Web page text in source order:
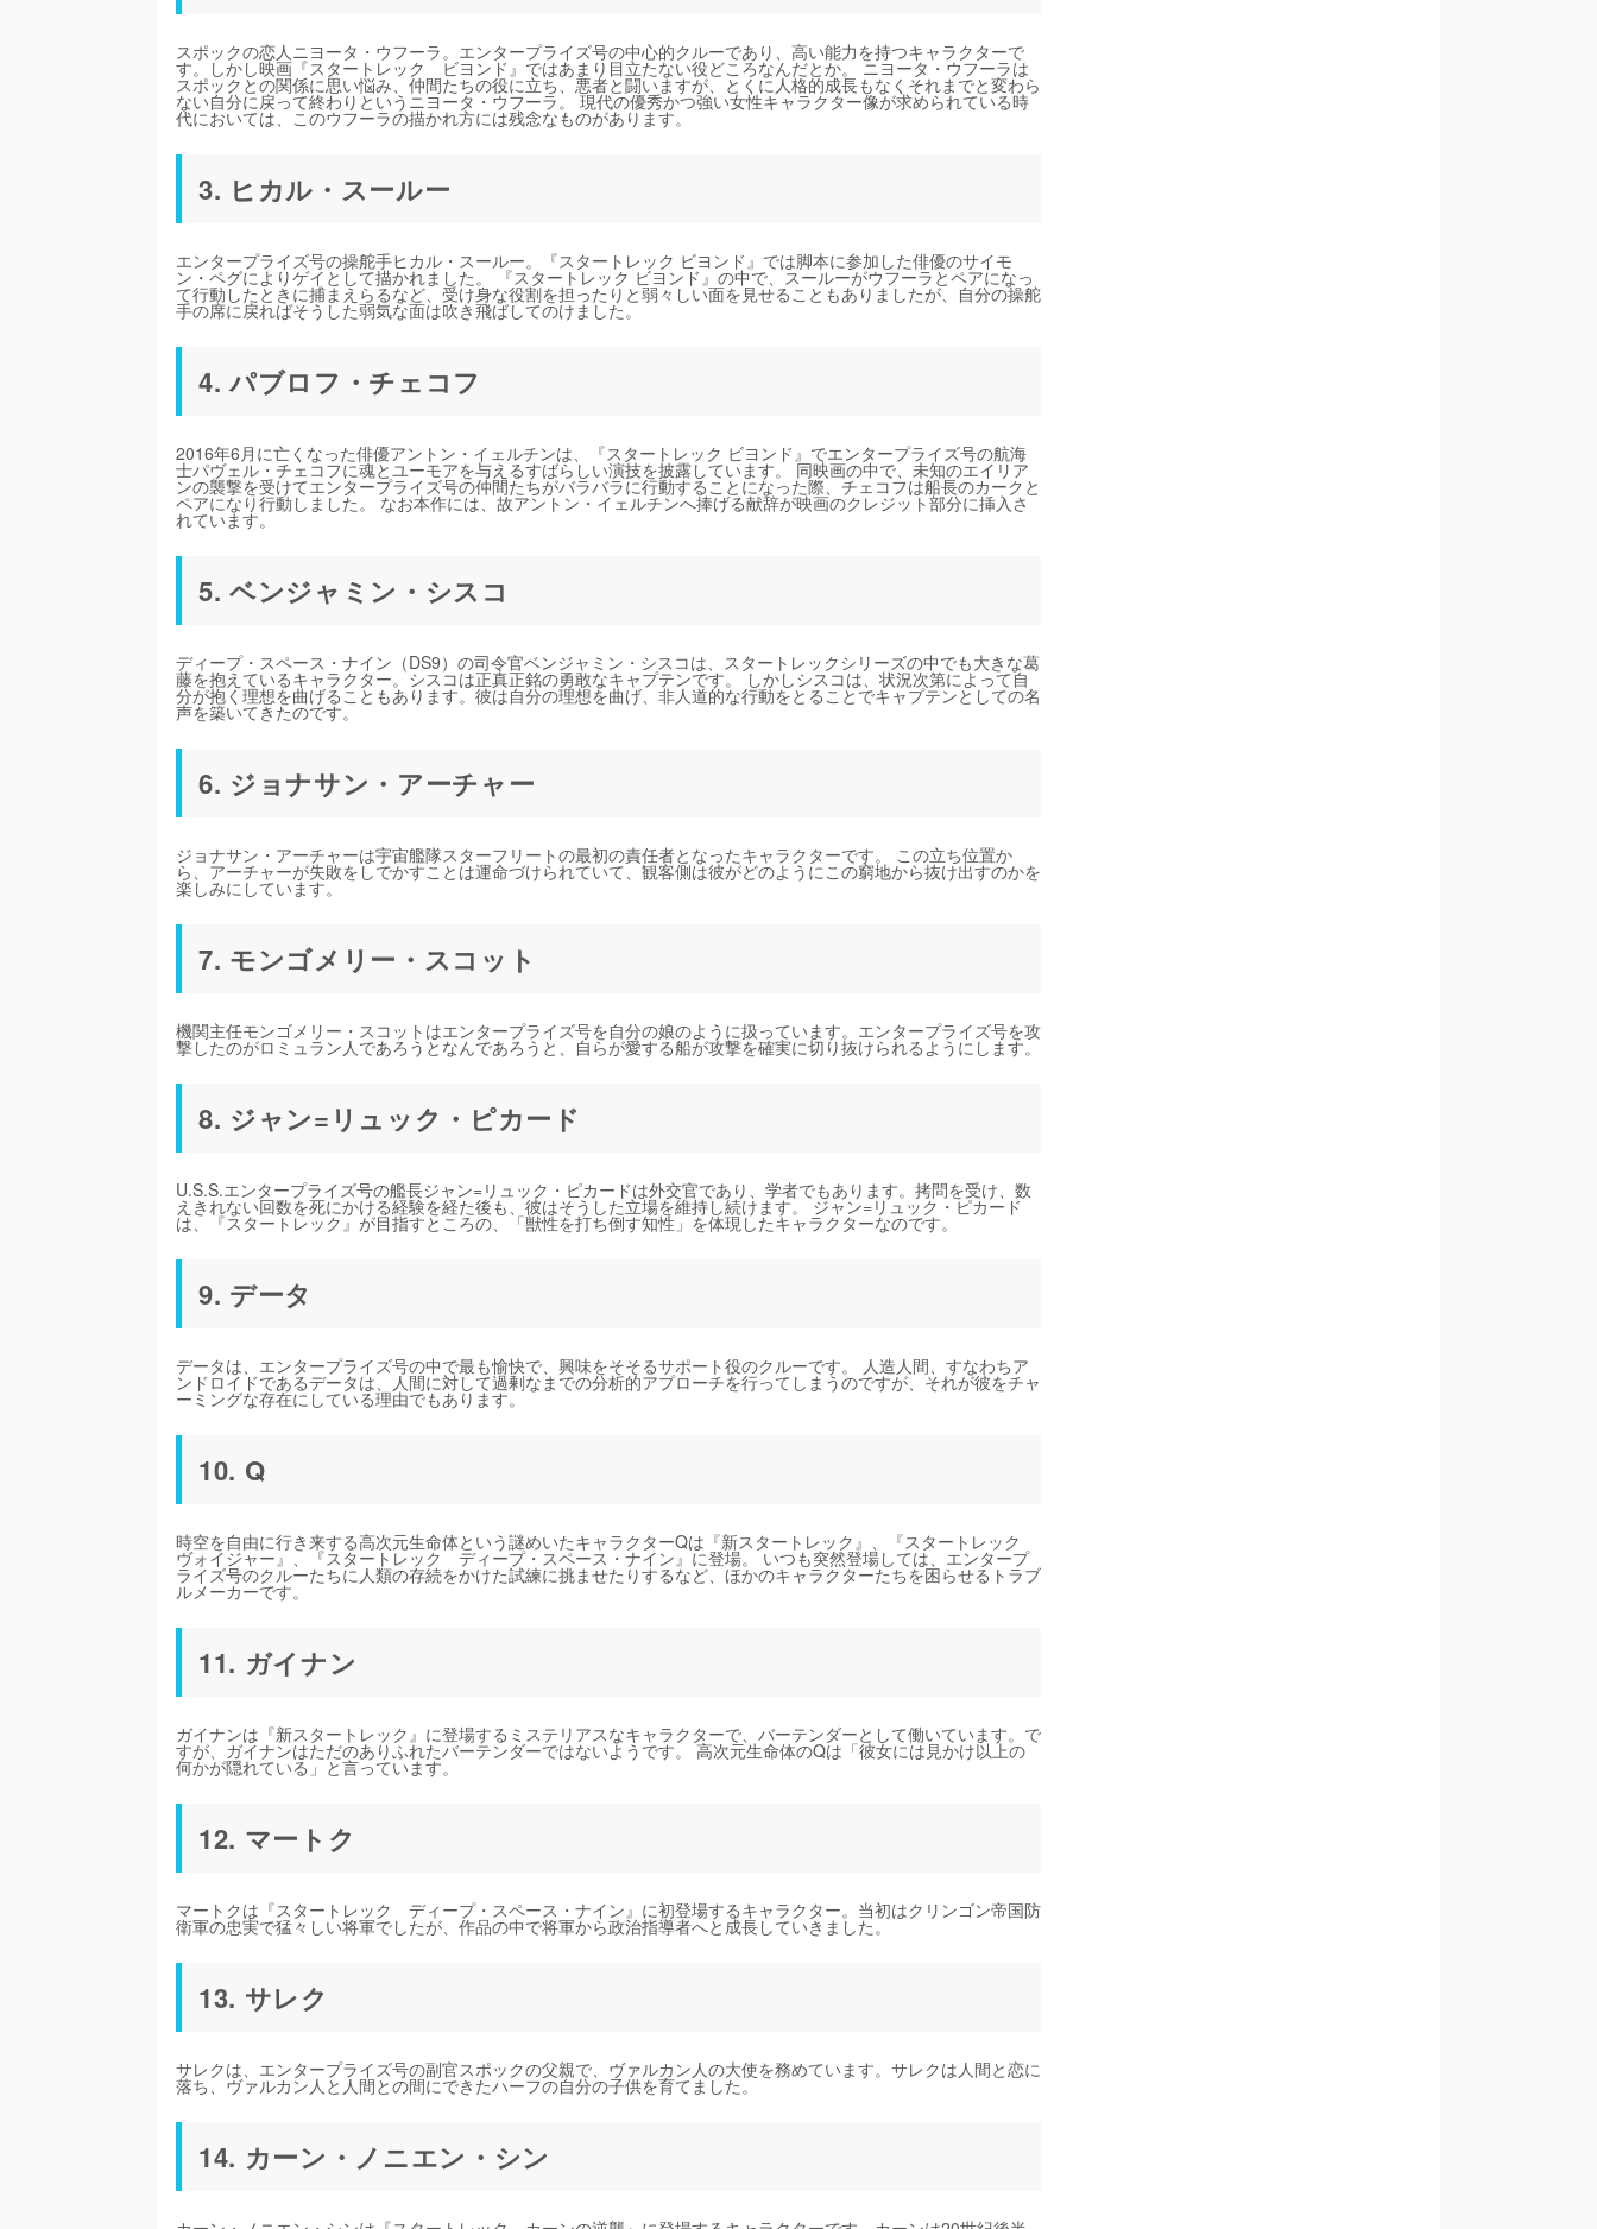
スポックの恋人ニヨータ・ウフーラ。エンタープライズ号の中心的クルーであり、高い能力を持つキャラクターで
す。しかし映画『スタートレック ビヨンド』ではあまり目立たない役どころなんだとか。 ニヨータ・ウフーラは
スポックとの関係に思い悩み、仲間たちの役に立ち、悪者と闘いますが、とくに人格的成長もなくそれまでと変わら
ない自分に戻って終わりというニヨータ・ウフーラ。 現代の優秀かつ強い女性キャラクター像が求められている時
代においては、このウフーラの描かれ方には残念なものがあります。
3. ヒカル・スールー
エンタープライズ号の操舵手ヒカル・スールー。『スタートレック ビヨンド』では脚本に参加した俳優のサイモ
ン・ペグによりゲイとして描かれました。 『スタートレック ビヨンド』の中で、スールーがウフーラとペアになっ
て行動したときに捕まえらるなど、受け身な役割を担ったりと弱々しい面を見せることもありましたが、自分の操舵
手の席に戻ればそうした弱気な面は吹き飛ばしてのけました。
4. パブロフ・チェコフ
2016年6月に亡くなった俳優アントン・イェルチンは、『スタートレック ビヨンド』でエンタープライズ号の航海
士パヴェル・チェコフに魂とユーモアを与えるすばらしい演技を披露しています。 同映画の中で、未知のエイリア
ンの襲撃を受けてエンタープライズ号の仲間たちがバラバラに行動することになった際、チェコフは船長のカークと
ペアになり行動しました。 なお本作には、故アントン・イェルチンへ捧げる献辞が映画のクレジット部分に挿入さ
れています。
5. ベンジャミン・シスコ
ディープ・スペース・ナイン（DS9）の司令官ベンジャミン・シスコは、スタートレックシリーズの中でも大きな葛
藤を抱えているキャラクター。シスコは正真正銘の勇敢なキャプテンです。 しかしシスコは、状況次第によって自
分が抱く理想を曲げることもあります。彼は自分の理想を曲げ、非人道的な行動をとることでキャプテンとしての名
声を築いてきたのです。
6. ジョナサン・アーチャー
ジョナサン・アーチャーは宇宙艦隊スターフリートの最初の責任者となったキャラクターです。 この立ち位置か
ら、アーチャーが失敗をしでかすことは運命づけられていて、観客側は彼がどのようにこの窮地から抜け出すのかを
楽しみにしています。
7. モンゴメリー・スコット
機関主任モンゴメリー・スコットはエンタープライズ号を自分の娘のように扱っています。エンタープライズ号を攻
撃したのがロミュラン人であろうとなんであろうと、自らが愛する船が攻撃を確実に切り抜けられるようにします。
8. ジャン=リュック・ピカード
U.S.S.エンタープライズ号の艦長ジャン=リュック・ピカードは外交官であり、学者でもあります。拷問を受け、数
えきれない回数を死にかける経験を経た後も、彼はそうした立場を維持し続けます。 ジャン=リュック・ピカード
は、『スタートレック』が目指すところの、「獣性を打ち倒す知性」を体現したキャラクターなのです。
9. データ
データは、エンタープライズ号の中で最も愉快で、興味をそそるサポート役のクルーです。 人造人間、すなわちア
ンドロイドであるデータは、人間に対して過剰なまでの分析的アプローチを行ってしまうのですが、それが彼をチャ
ーミングな存在にしている理由でもあります。
10. Q
時空を自由に行き来する高次元生命体という謎めいたキャラクターQは『新スタートレック』、『スタートレック
ヴォイジャー』、『スタートレック ディープ・スペース・ナイン』に登場。 いつも突然登場しては、エンタープ
ライズ号のクルーたちに人類の存続をかけた試練に挑ませたりするなど、ほかのキャラクターたちを困らせるトラブ
ルメーカーです。
11. ガイナン
ガイナンは『新スタートレック』に登場するミステリアスなキャラクターで、バーテンダーとして働いています。で
すが、ガイナンはただのありふれたバーテンダーではないようです。 高次元生命体のQは「彼女には見かけ以上の
何かが隠れている」と言っています。
12. マートク
マートクは『スタートレック ディープ・スペース・ナイン』に初登場するキャラクター。当初はクリンゴン帝国防
衛軍の忠実で猛々しい将軍でしたが、作品の中で将軍から政治指導者へと成長していきました。
13. サレク
サレクは、エンタープライズ号の副官スポックの父親で、ヴァルカン人の大使を務めています。サレクは人間と恋に
落ち、ヴァルカン人と人間との間にできたハーフの自分の子供を育てました。
14. カーン・ノニエン・シン